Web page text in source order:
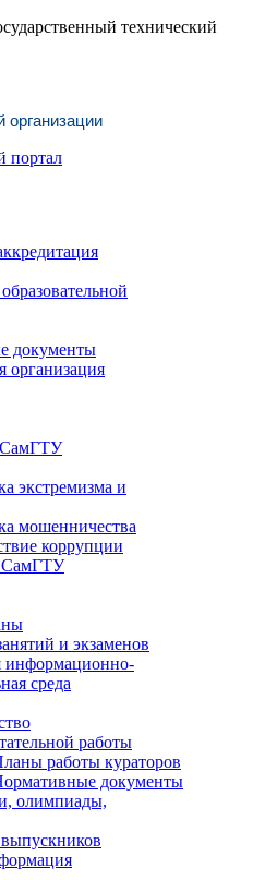
технический
организации
документы
организация
СамГТУ
экстремизма и
мошенничества
коррупции
СамГТУ
и экзаменов
информационно-
среда
работы
работы кураторов
документы
олимпиады,